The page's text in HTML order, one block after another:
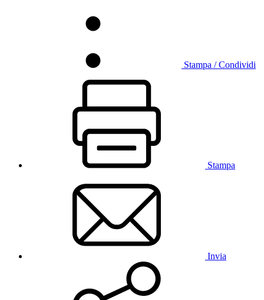
Stampa / Condividi
Stampa
Invia